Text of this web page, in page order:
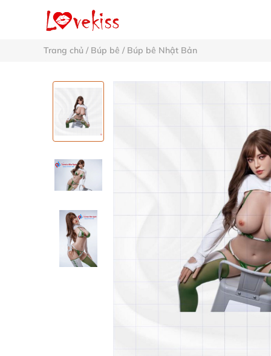
Trang chủ / Búp bê / Búp bê Nhật Bản